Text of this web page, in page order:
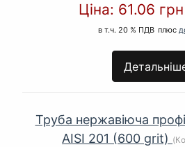
Ціна: 61.06 грн
в т.ч. 20 % ПДВ плюс
Труба нержавіюча
AISI 201 (600 grit)